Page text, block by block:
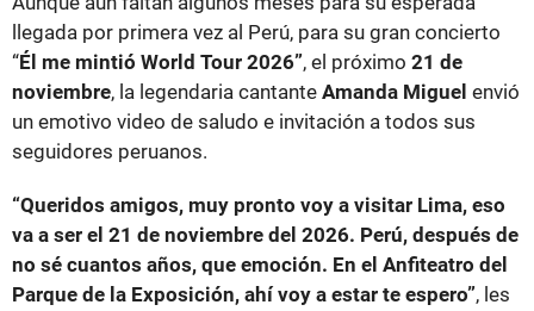
llegada por primera vez al Perú, para su gran concierto
“Él me mintió World Tour 2026”, el próximo 21 de
noviembre, la legendaria cantante Amanda Miguel envió
un emotivo video de saludo e invitación a todos sus
seguidores peruanos.
“Queridos amigos, muy pronto voy a visitar Lima, eso
va a ser el 21 de noviembre del 2026. Perú, después de
no sé cuantos años, que emoción. En el Anfiteatro del
Parque de la Exposición, ahí voy a estar te espero”, les